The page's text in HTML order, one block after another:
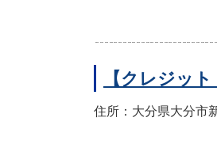
【クレジッ
住所：大分県大分市